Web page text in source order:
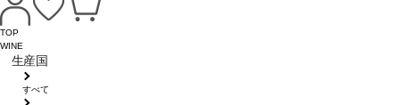
TOP
WINE
生産国
すべて